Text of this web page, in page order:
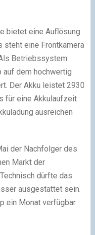
bietet eine Auflösung
steht eine Frontkamera
Betriebssystem
auf dem hochwertig
Der Akku leistet 2930
für eine Akkulaufzeit
ausreichen
der Nachfolger des
Markt der
dürfte das
ausgestattet sein.
ein Monat verfügbar.